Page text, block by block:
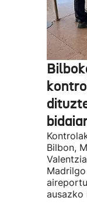
Bilbon,
ausazko